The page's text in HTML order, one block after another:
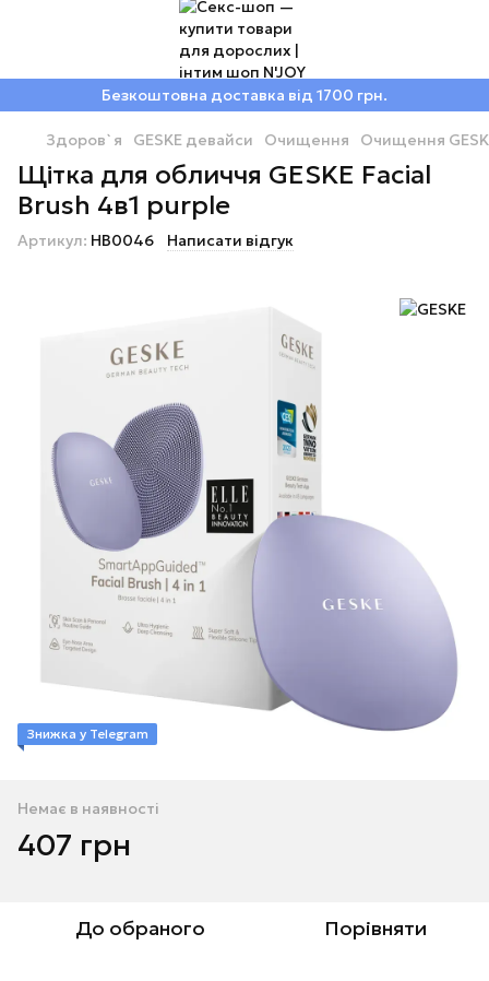
Безкоштовна доставка від 1700 грн.
Здоров`я GESKE девайси Очищення Очищення
Щітка для обличчя GESKE Facial
Brush 4в1 purple
Артикул: HB0046 Написати відгук
Знижка у Telegram
Немає в наявності
407 грн
До обраного Порівняти